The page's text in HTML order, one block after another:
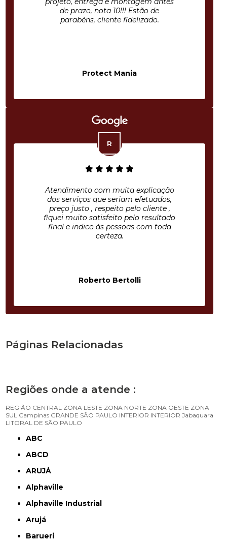
de prazo, nota 10!!! Estão de
parabéns, cliente fidelizado.
Protect Mania
Atendimento com muita explicação
dos serviços que seriam efetuados,
preço justo , respeito pelo cliente ,
fiquei muito satisfeito pelo resultado
final e indico às pessoas com toda
certeza.
Roberto Bertolli
Páginas Relacionadas
Regiões onde a atende :
REGIÃO CENTRAL ZONA LESTE ZONA NORTE ZONA OESTE ZONA
SUL Campinas GRANDE SÃO PAULO INTERIOR INTERIOR Jabaquara
LITORAL DE SÃO PAULO
ABC
ABCD
ARUJÁ
Alphaville
Alphaville Industrial
Arujá
Barueri